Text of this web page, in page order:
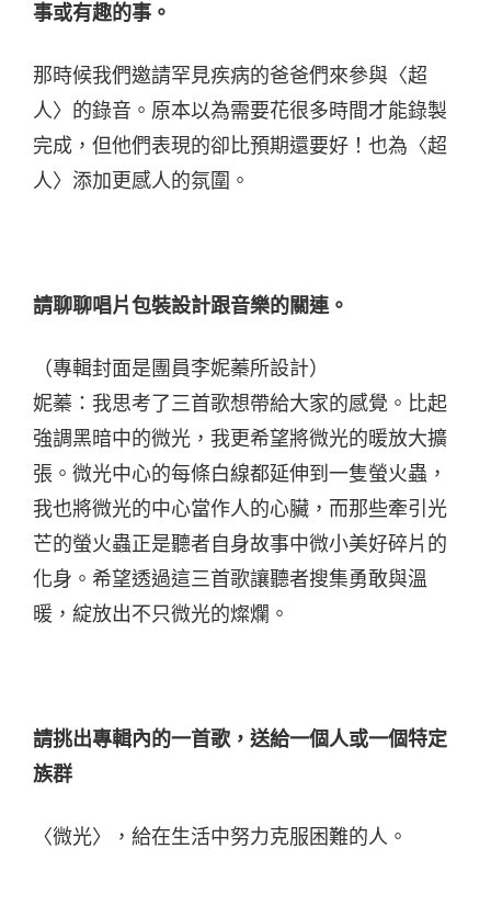
事或有趣的事。
那時候我們邀請罕見疾病的爸爸們來參與〈超
人〉的錄音。原本以為需要花很多時間才能錄製
完成，但他們表現的卻比預期還要好！也為〈超
人〉添加更感人的氛圍。
請聊聊唱片包裝設計跟音樂的關連。
（專輯封面是團員李妮蓁所設計）
妮蓁：我思考了三首歌想帶給大家的感覺。比起
強調黑暗中的微光，我更希望將微光的暖放大擴
張。微光中心的每條白線都延伸到一隻螢火蟲，
我也將微光的中心當作人的心臟，而那些牽引光
芒的螢火蟲正是聽者自身故事中微小美好碎片的
化身。希望透過這三首歌讓聽者搜集勇敢與溫
暖，綻放出不只微光的燦爛。
請挑出專輯內的一首歌，送給一個人或一個特定
族群
〈微光〉，給在生活中努力克服困難的人。